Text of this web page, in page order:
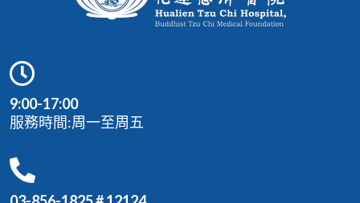
9:00-17:00
服務時間:周一至周五